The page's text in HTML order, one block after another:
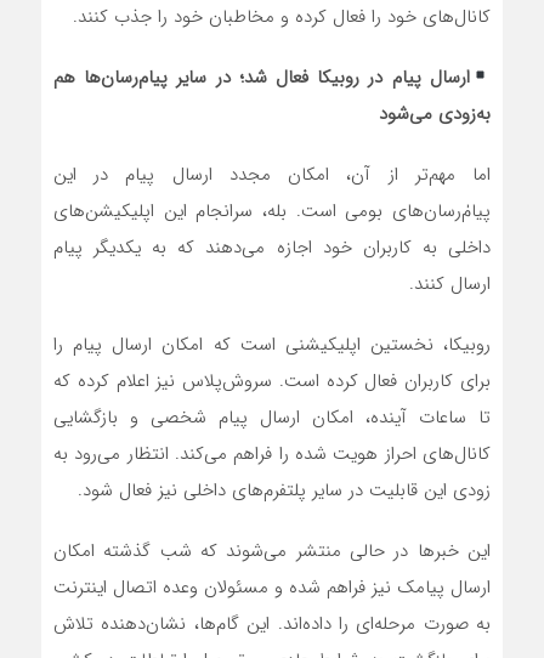
کانال‌های خود را فعال کرده و مخاطبان خود را جذب کنند.
ارسال پیام در روبیکا فعال شد؛ در سایر پیام‌رسان‌ها هم
به‌زودی می‌شود
اما مهم‌تر از آن، امکان مجدد ارسال پیام در این
پیام‌ٰرسان‌های بومی است. بله، سرانجام این اپلیکیشن‌های
داخلی به کاربران خود اجازه می‌دهند که به یکدیگر پیام
ارسال کنند.
روبیکا، نخستین اپلیکیشنی است که امکان ارسال پیام را
برای کاربران فعال کرده است. سروش‌پلاس نیز اعلام کرده که
تا ساعات آینده، امکان ارسال پیام شخصی و بازگشایی
کانال‌های احراز هویت شده را فراهم می‌کند. انتظار می‌رود به
زودی این قابلیت در سایر پلتفرم‌های داخلی نیز فعال شود.
این خبرها در حالی منتشر می‌شوند که شب گذشته امکان
ارسال پیامک نیز فراهم شده و مسئولان وعده اتصال اینترنت
به صورت مرحله‌ای را داده‌اند. این گام‌ها، نشان‌دهنده تلاش